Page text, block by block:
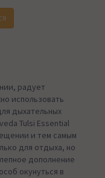
радует
использовать
дыхательных
Tulsi Essential
и тем самым
для отдыха, но
дополнение
окунуться в